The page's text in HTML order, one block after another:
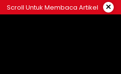
Scroll Untuk Membaca Artikel ×